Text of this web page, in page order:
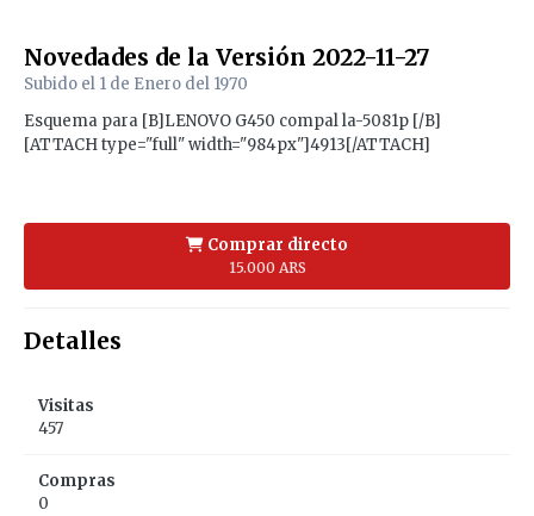
Novedades de la Versión 2022-11-27
Subido el 1 de Enero del 1970
Esquema para [B]LENOVO G450 compal la-5081p [/B]
[ATTACH type="full" width="984px"]4913[/ATTACH]
Comprar directo
15.000 ARS
Detalles
Visitas
457
Compras
0